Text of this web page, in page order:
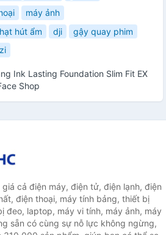
máy ảnh
hạt hút ẩm dji
gậy quay phim
Ink Lasting Foundation Slim Fit EX
Shop
cả điện máy, điện tử, điện lạnh, điện
điện thoại, máy tính bảng, thiết bị
đeo, laptop, máy vi tính, máy ảnh, máy
sẵn có cùng sự nỗ lực không ngừng,